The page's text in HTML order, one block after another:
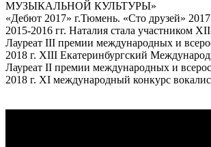
МУЗЫКАЛЬНОЙ КУЛЬТУРЫ»
«Дебют 2017» г.Тюмень. «Сто друзей»
2015-2016 гг. Наталия стала участником
Лауреат III премии международных и
2018 г. XIII Екатеринбургский
Лауреат II премии международных и
2018 г. XI международный конкурс